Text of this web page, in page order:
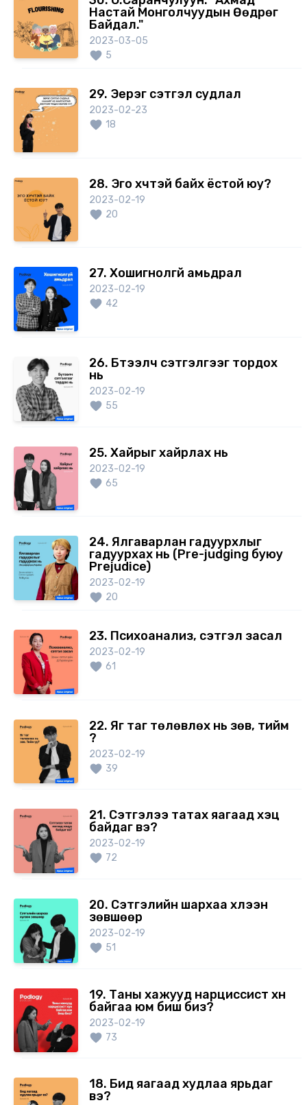
Настай Монголчуудын Өөдрөг
Байдал."
2023-03-05
5
29. Эерэг сэтгэл судлал
2023-02-23
18
28. Эго хүчтэй байх ёстой юу?
2023-02-19
20
27. Хошигнолгүй амьдрал
2023-02-19
42
26. Бүтээлч сэтгэлгээг тордох
нь
2023-02-19
55
25. Хайрыг хайрлах нь
2023-02-19
65
24. Ялгаварлан гадуурхлыг
гадуурхах нь (Pre-judging буюу
Prejudice)
2023-02-19
20
23. Психоанализ, сэтгэл засал
2023-02-19
61
22. Яг таг төлөвлөх нь зөв, тийм
үү?
2023-02-19
39
21. Сэтгэлээ татах яагаад хэцүү
байдаг вэ?
2023-02-19
72
20. Сэтгэлийн шархаа хүлээн
зөвшөөр
2023-02-19
51
19. Таны хажууд нарциссист хүн
байгаа юм биш биз?
2023-02-19
73
18. Бид яагаад худлаа ярьдаг
вэ?